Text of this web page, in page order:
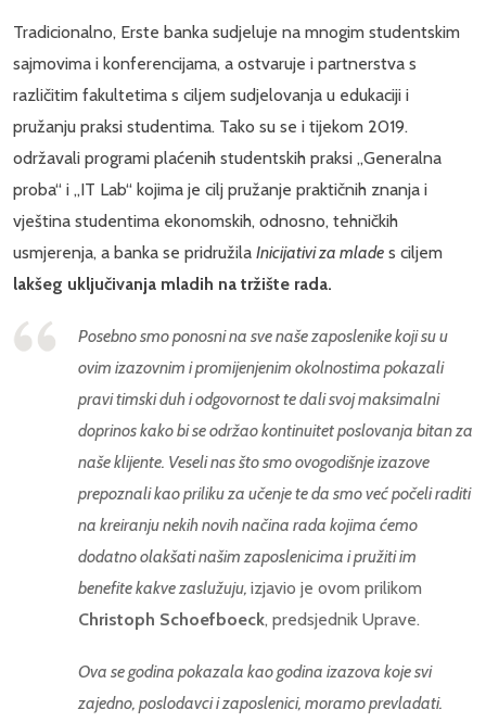
Tradicionalno, Erste banka sudjeluje na mnogim studentskim
sajmovima i konferencijama, a ostvaruje i partnerstva s
različitim fakultetima s ciljem sudjelovanja u edukaciji i
pružanju praksi studentima. Tako su se i tijekom 2019.
održavali programi plaćenih studentskih praksi „Generalna
proba“ i „IT Lab“ kojima je cilj pružanje praktičnih znanja i
vještina studentima ekonomskih, odnosno, tehničkih
usmjerenja, a banka se pridružila Inicijativi za mlade s ciljem
lakšeg uključivanja mladih na tržište rada.
Posebno smo ponosni na sve naše zaposlenike koji su u
ovim izazovnim i promijenjenim okolnostima pokazali
pravi timski duh i odgovornost te dali svoj maksimalni
doprinos kako bi se održao kontinuitet poslovanja bitan za
naše klijente. Veseli nas što smo ovogodišnje izazove
prepoznali kao priliku za učenje te da smo već počeli raditi
na kreiranju nekih novih načina rada kojima ćemo
dodatno olakšati našim zaposlenicima i pružiti im
benefite kakve zaslužuju, izjavio je ovom prilikom
Christoph Schoefboeck, predsjednik Uprave.
Ova se godina pokazala kao godina izazova koje svi
zajedno, poslodavci i zaposlenici, moramo prevladati.